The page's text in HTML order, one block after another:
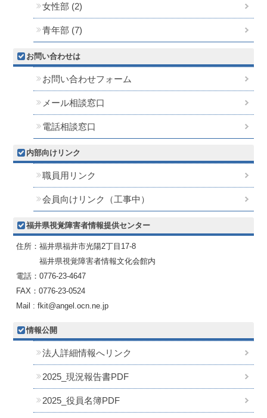
女性部 (2)
青年部 (7)
お問い合わせは
お問い合わせフォーム
メール相談窓口
電話相談窓口
内部向けリンク
職員用リンク
会員向けリンク（工事中）
福井県視覚障害者情報提供センター
住所：福井県福井市光陽2丁目17-8
福井県視覚障害者情報文化会館内
電話：0776-23-4647
FAX：0776-23-0524
Mail : fkit@angel.ocn.ne.jp
情報公開
法人詳細情報へリンク
2025_現況報告書PDF
2025_役員名簿PDF